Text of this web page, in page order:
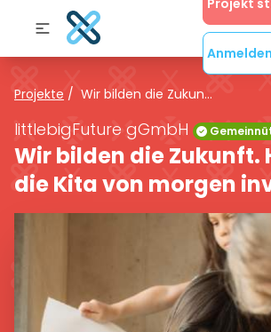
Projekt
Anmelden
Projekte / Wir bilden die Zukun...
littlebigFuture gGmbH
Wir bilden die Zukunft.
die Kita von morgen